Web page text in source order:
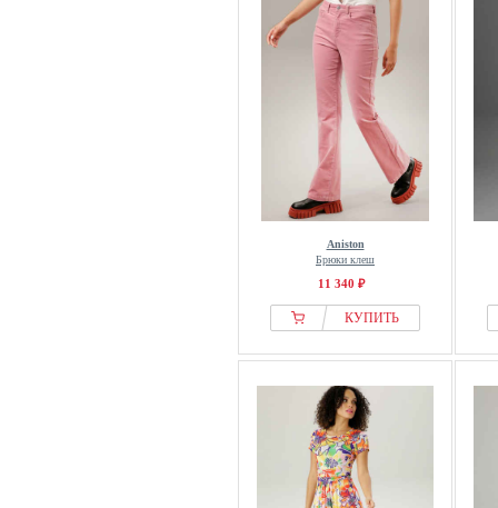
Aniston
Брюки клеш
11 340 ₽
КУПИТЬ